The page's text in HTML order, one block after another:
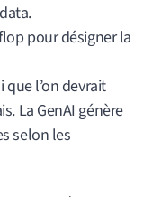
pour désigner la
que l’on devrait
La GenAI génère
selon les